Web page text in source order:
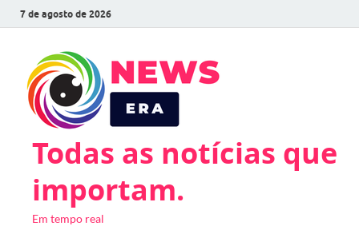
7 de agosto de 2026
Todas as notícias que
importam.
Em tempo real